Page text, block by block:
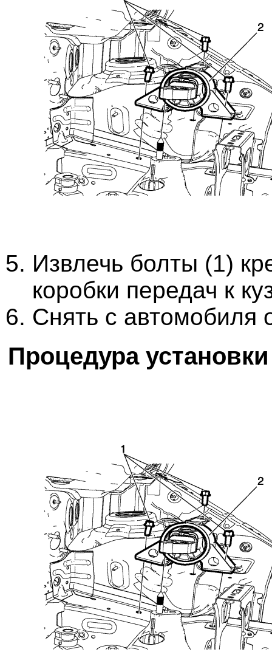
Извлечь болты (1)
коробки передач к
Снять с автомобиля
Процедура установки